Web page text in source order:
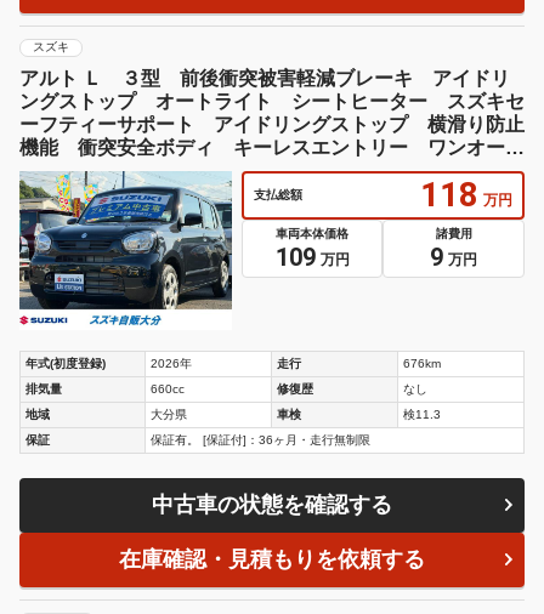
スズキ
アルト Ｌ ３型 前後衝突被害軽減ブレーキ アイドリ
ングストップ オートライト シートヒーター スズキセ
ーフティーサポート アイドリングストップ 横滑り防止
機能 衝突安全ボディ キーレスエントリー ワンオーナ
ー
支払総額 118 万円
車両本体価格
109 万円
諸費用
9 万円
年式(初度登録) 2026年 走行
676km
排気量
660cc 修復歴
なし
地域
大分県 車検
検11.3
保証
保証有。 [保証付]：36ヶ月・走行無制限
中古車の状態を確認する
在庫確認・見積もりを依頼する